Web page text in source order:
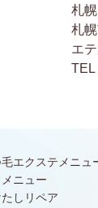
札
札
エ
TEL
エクステメニュ
ニュー
しリペア